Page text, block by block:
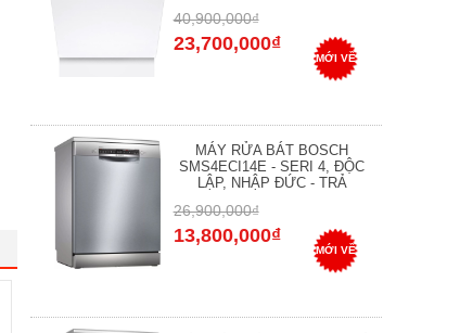
40,900,000₫
23,700,000₫
MỚI VỀ
MÁY RỬA BÁT BOSCH
SMS4ECI14E - SERI 4, ĐỘC
LẬP, NHẬP ĐỨC - TRẢ
26,900,000₫
13,800,000₫
MỚI VỀ